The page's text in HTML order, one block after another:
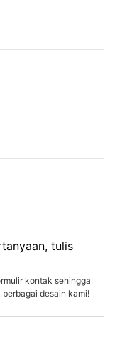
tulis
kontak sehingga
desain kami!